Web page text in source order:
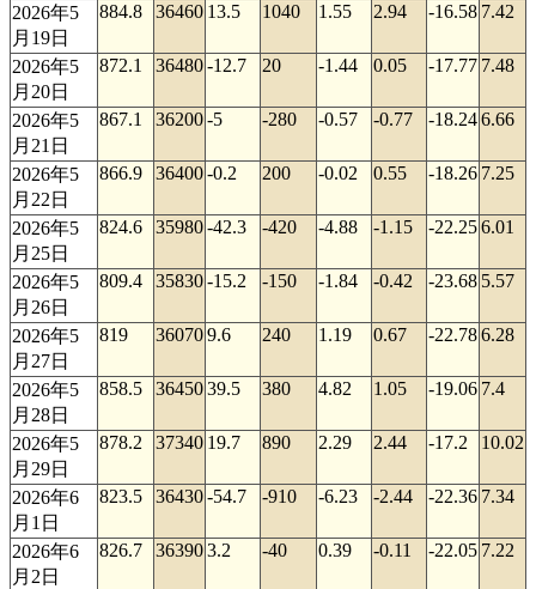
2026年5
月19日
884.8 36460 13.5 1040 1.55 2.94 -16.58 7.42
2026年5
月20日
872.1 36480-12.7 20 -1.44 0.05 -17.77 7.48
2026年5
月21日
867.1 36200-5 -280 -0.57 -0.77 -18.246.66
2026年5
月22日
866.9 36400-0.2 200 -0.02 0.55 -18.26 7.25
2026年5
月25日
824.6 35980-42.3 -420 -4.88 -1.15 -22.256.01
2026年5
月26日
809.4 35830-15.2 -150 -1.84 -0.42 -23.68 5.57
2026年5
月27日
819 360709.6 240 1.19 0.67 -22.786.28
2026年5
月28日
858.5 3645039.5 380 4.82 1.05 -19.06 7.4
2026年5
月29日
878.2 37340 19.7 890 2.29 2.44 -17.2 10.02
2026年6
月1日
823.5 36430-54.7 -910 -6.23 -2.44 -22.36 7.34
2026年6
月2日
826.7 363903.2 -40 0.39 -0.11 -22.05 7.22